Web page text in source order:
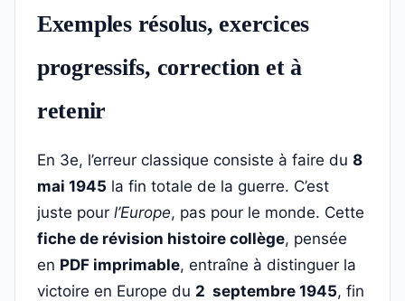
Exemples résolus, exercices
progressifs, correction et à
retenir
En 3e, l’erreur classique consiste à faire du 8
mai 1945 la fin totale de la guerre. C’est
juste pour l’Europe, pas pour le monde. Cette
fiche de révision histoire collège, pensée
en PDF imprimable, entraîne à distinguer la
victoire en Europe du 2 septembre 1945, fin